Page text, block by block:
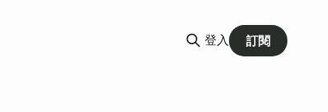
登入 訂閱